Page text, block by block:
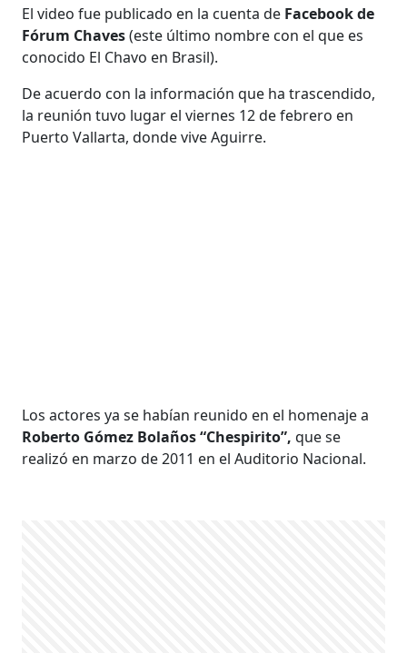
El video fue publicado en la cuenta de Facebook de
Fórum Chaves(este último nombre con el que es
conocido El Chavo en Brasil).
De acuerdo con la información que ha trascendido,
la reunión tuvo lugar el viernes 12 de febrero en
Puerto Vallarta, donde vive Aguirre.
Los actores ya se habían reunido en el homenaje a
Roberto Gómez Bolaños “Chespirito”,que se
realizó en marzo de 2011 en el Auditorio Nacional.